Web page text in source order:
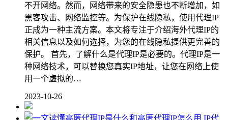
不开网络。然而，网络带来的安全隐患也不断增加，如
黑客攻击、网络监控等。为保护在线隐私，使用代理IP
正成为一种主流方案。本文将专注于介绍海外代理IP的
相关信息以及如何选择，为您的在线隐私提供更完善的
保护。 首先，了解什么是代理IP是必要的。代理IP是一
种网络技术，可以替换您真实IP地址，让您在网络上使
用一个虚拟的…
2023-10-26
IP代